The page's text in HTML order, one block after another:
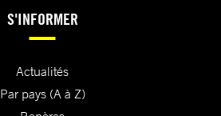
S'INFORMER
Actualités
Par pays (A à Z)